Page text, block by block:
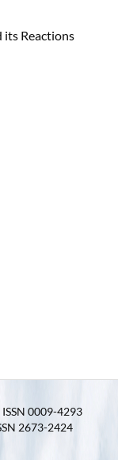
Reactions
0009-4293
2673-2424